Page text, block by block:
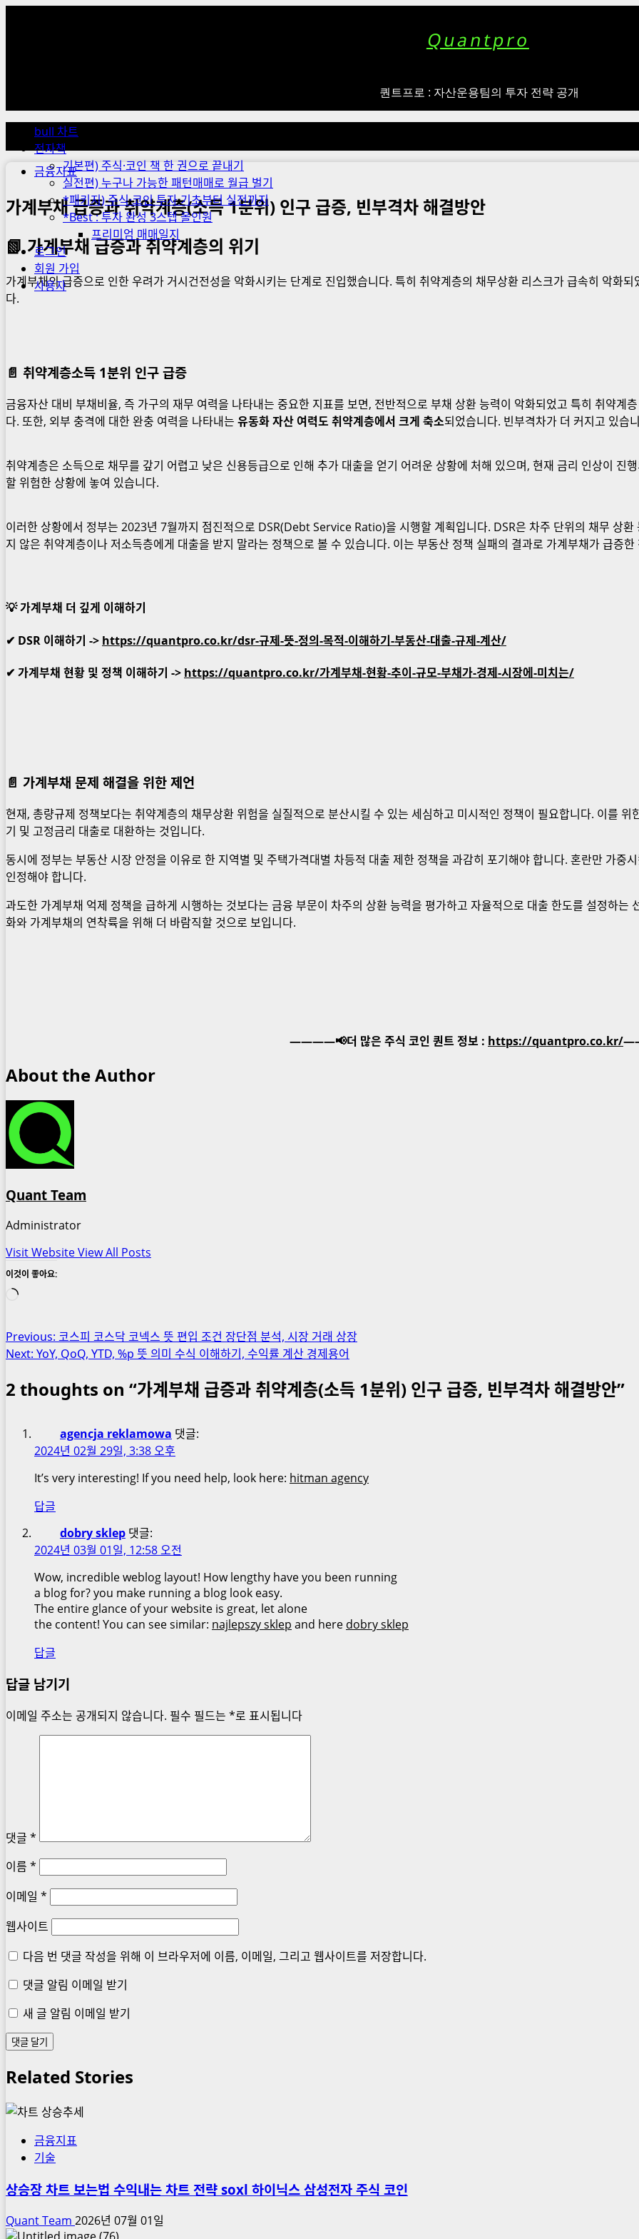
Quantpro
퀀트프로 : 자산운용팀의 투자 전략 공개
Menu
bull 차트
전자책
기본편) 주식·코인 책 한 권으로 끝내기
실전편) 누구나 가능한 패턴매매로 월급 벌기
*패키지) 주식·코인 투자 기초부터 실전까지
*Best : 투자 완성 3스텝 올인원
프리미엄 매매일지
로그인
회원 가입
사용자
금융지표
가계부채 급증과 취약계층(소득 1분위) 인구 급증, 빈부격차 해결방안
📗 가계부채 급증과 취약계층의 위기
가계부채의 급증으로 인한 우려가 거시건전성을 악화시키는 단계로 진입했습니다. 특히 취약계층의 채무상환 리스크가 급속히 악화
다.
📄 취약계층소득 1분위 인구 급증
금융자산 대비 부채비율, 즉 가구의 재무 여력을 나타내는 중요한 지표를 보면, 전반적으로 부채 상환 능력이 악화되었고 특히 취약계
다. 또한, 외부 충격에 대한 완충 여력을 나타내는 유동화 자산 여력도 취약계층에서 크게 축소되었습니다. 빈부격차가 더 커지고 있습
취약계층은 소득으로 채무를 갚기 어렵고 낮은 신용등급으로 인해 추가 대출을 얻기 어려운 상황에 처해 있으며, 현재 금리 인상이 진
할 위험한 상황에 놓여 있습니다.
이러한 상황에서 정부는 2023년 7월까지 점진적으로 DSR(Debt Service Ratio)을 시행할 계획입니다. DSR은 차주 단위의 채무 상
지 않은 취약계층이나 저소득층에게 대출을 받지 말라는 정책으로 볼 수 있습니다. 이는 부동산 정책 실패의 결과로 가계부채가 급증
💡 가계부채 더 깊게 이해하기
✔ DSR 이해하기 -> https://quantpro.co.kr/dsr-규제-뜻-정의-목적-이해하기-부동산-대출-규제-계산/
✔ 가계부채 현황 및 정책 이해하기 -> https://quantpro.co.kr/가계부채-현황-추이-규모-부채가-경제-시장에-미치는/
📄 가계부채 문제 해결을 위한 제언
현재, 총량규제 정책보다는 취약계층의 채무상환 위험을 실질적으로 분산시킬 수 있는 세심하고 미시적인 정책이 필요합니다. 이를
기 및 고정금리 대출로 대환하는 것입니다.
동시에 정부는 부동산 시장 안정을 이유로 한 지역별 및 주택가격대별 차등적 대출 제한 정책을 과감히 포기해야 합니다. 혼란만 가중
인정해야 합니다.
과도한 가계부채 억제 정책을 급하게 시행하는 것보다는 금융 부문이 차주의 상환 능력을 평가하고 자율적으로 대출 한도를 설정하
화와 가계부채의 연착륙을 위해 더 바람직할 것으로 보입니다.
————📢더 많은 주식 코인 퀀트 정보 : https://quantpro.co.kr/
About the Author
Quant Team
Administrator
Visit WebsiteView All Posts
이것이 좋아요:
로
중...
Post
navigation
Previous: 코스피 코스닥 코넥스 뜻 편입 조건 장단점 분석, 시장 거래 상장
Next: YoY, QoQ, YTD, %p 뜻 의미 수식 이해하기, 수익률 계산 경제용어
2 thoughts on “가계부채 급증과 취약계층(소득 1분위) 인구 급증, 빈부격차 해결방안”
agencja reklamowa 댓글:
2024년 02월 29일, 3:38 오후
It’s very interesting! If you need help, look here: hitman agency
답글
dobry sklep 댓글:
2024년 03월 01일, 12:58 오전
Wow, incredible weblog layout! How lengthy have you been running
a blog for? you make running a blog look easy.
The entire glance of your website is great, let alone
the content! You can see similar: najlepszy sklep and here dobry sklep
답글
답글 남기기
이메일 주소는 공개되지 않습니다. 필수 필드는 *로 표시됩니다
댓글 *
이름 *
이메일 *
웹사이트
다음 번 댓글 작성을 위해 이 브라우저에 이름, 이메일, 그리고 웹사이트를 저장합니다.
댓글 알림 이메일 받기
새 글 알림 이메일 받기
Related Stories
금융지표
기술
상승장 차트 보는법 수익내는 차트 전략 soxl 하이닉스 삼성전자 주식 코인
Quant Team 2026년 07월 01일